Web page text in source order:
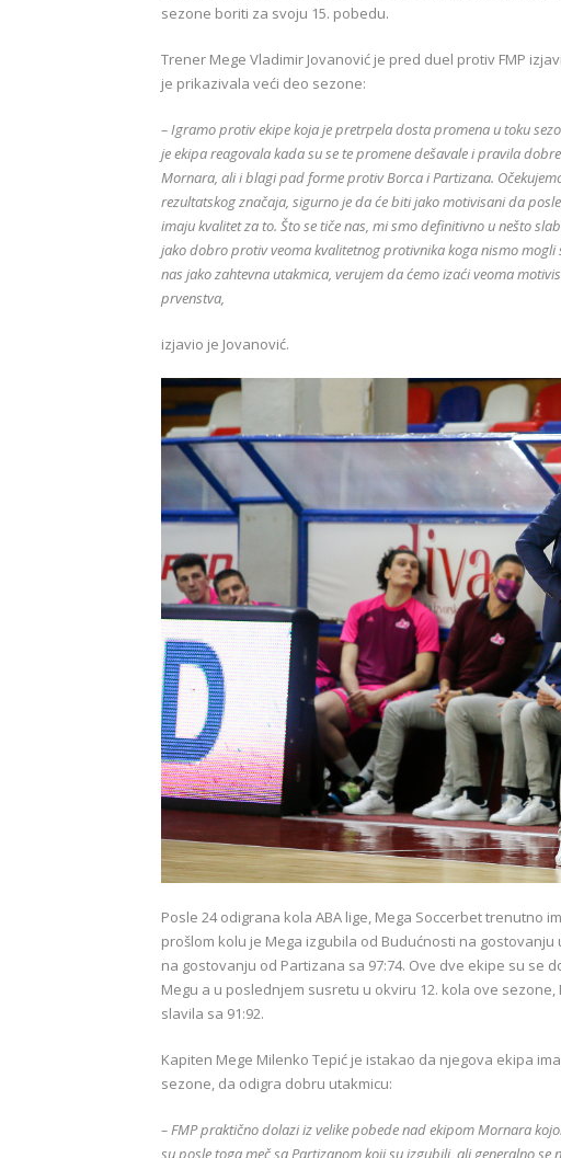
sezone boriti za svoju 15. pobedu.
Trener Mege Vladimir Jovanović je pred duel protiv FMP
je prikazivala veći deo sezone:
– Igramo protiv ekipe koja je pretrpela dosta promena u toku
je ekipa reagovala kada su se te promene dešavale i pravila
Mornara, ali i blagi pad forme protiv Borca i Partizana.
rezultatskog značaja, sigurno je da će biti jako motivisani da
imaju kvalitet za to. Što se tiče nas, mi smo definitivno u nešto
jako dobro protiv veoma kvalitetnog protivnika koga nismo
nas jako zahtevna utakmica, verujem da ćemo izaći veoma
prvenstva,
izjavio je Jovanović.
Posle 24 odigrana kola ABA lige, Mega Soccerbet trenutno
prošlom kolu je Mega izgubila od Budućnosti na
na gostovanju od Partizana sa 97:74. Ove dve ekipe su se
Megu a u poslednjem susretu u okviru 12. kola ove
slavila sa 91:92.
Kapiten Mege Milenko Tepić je istakao da njegova ekipa
sezone, da odigra dobru utakmicu:
– FMP praktično dolazi iz velike pobede nad ekipom Mornara
su posle toga meč sa Partizanom koji su izgubili, ali generalno